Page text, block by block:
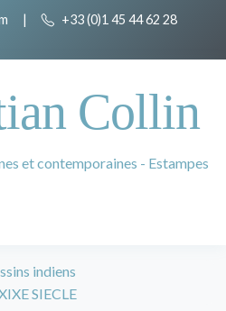
| +33 (0)1 45 44 62 28
Collin
et contemporaines - Estampes
indiens
SIECLE